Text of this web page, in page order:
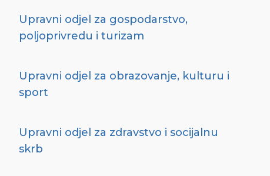
Upravni odjel za gospodarstvo,
poljoprivredu i turizam
Upravni odjel za obrazovanje, kulturu i
sport
Upravni odjel za zdravstvo i socijalnu
skrb